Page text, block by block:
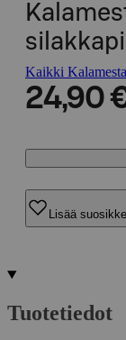
Kaikki
24,90
Lisää
Tuotetiedot